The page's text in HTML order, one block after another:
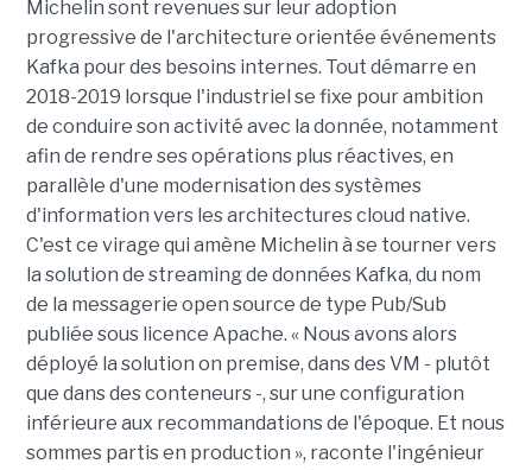
Michelin sont revenues sur leur adoption
progressive de l'architecture orientée événements
Kafka pour des besoins internes. Tout démarre en
2018-2019 lorsque l'industriel se fixe pour ambition
de conduire son activité avec la donnée, notamment
afin de rendre ses opérations plus réactives, en
parallèle d'une modernisation des systèmes
d'information vers les architectures cloud native.
C'est ce virage qui amène Michelin à se tourner vers
la solution de streaming de données Kafka, du nom
de la messagerie open source de type Pub/Sub
publiée sous licence Apache. « Nous avons alors
déployé la solution on premise, dans des VM - plutôt
que dans des conteneurs -, sur une configuration
inférieure aux recommandations de l'époque. Et nous
sommes partis en production », raconte l'ingénieur